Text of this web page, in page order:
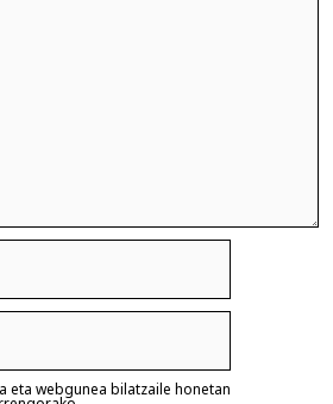
eta webgunea bilatzaile honetan